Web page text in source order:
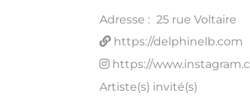
Adresse : 25 rue Voltaire
https://delphinelb.com
https://
Artiste(s) invité(s)